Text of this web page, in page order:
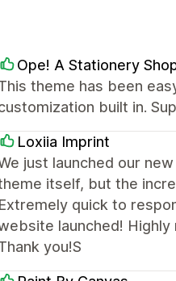
Ope! A Stationery
theme has been
built in.
Loxiia Imprint
just launched our
itself, but the
Extremely quick to
launched!
you!S